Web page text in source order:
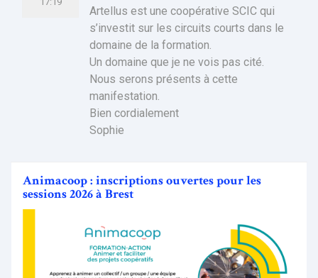
Artellus est une coopérative SCIC qui
s’investit sur les circuits courts dans le
domaine de la formation.
Un domaine que je ne vois pas cité.
Nous serons présents à cette
manifestation.
Bien cordialement
Sophie
Animacoop : inscriptions ouvertes pour les
sessions 2026 à Brest